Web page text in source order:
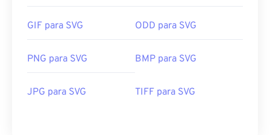
GIF para SVG ODD para SVG
PNG para SVG BMP para SVG
JPG para SVG TIFF para SVG